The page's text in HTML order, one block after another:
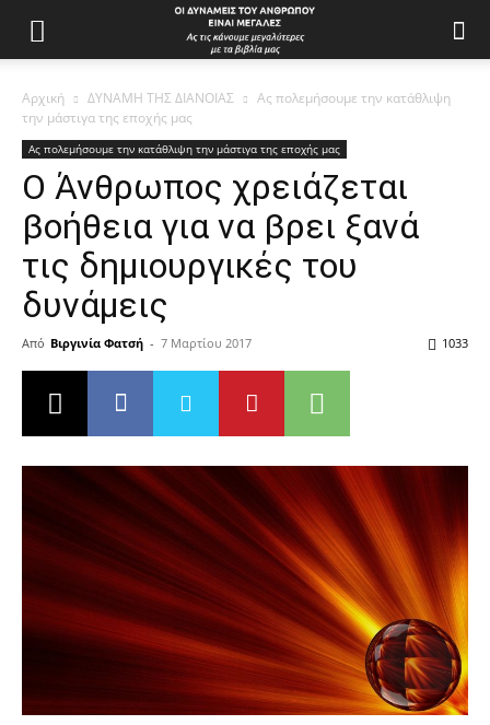
Αρχική ΔΥΝΑΜΗ ΤΗΣ ΔΙΑΝΟΙΑΣ
Ας πολεμήσουμε την κατάθλιψη
την μάστιγα της εποχής μας
Ας πολεμήσουμε την κατάθλιψη την μάστιγα της εποχής μας
Ο Άνθρωπος χρειάζεται
βοήθεια για να βρει ξανά
τις δημιουργικές του
δυνάμεις
Από Βιργινία Φατσή - 7 Μαρτίου 2017 1033